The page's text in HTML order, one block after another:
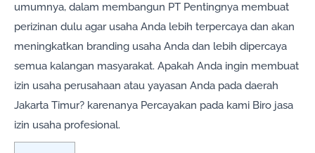
umumnya, dalam membangun PT Pentingnya membuat
perizinan dulu agar usaha Anda lebih terpercaya dan akan
meningkatkan branding usaha Anda dan lebih dipercaya
semua kalangan masyarakat. Apakah Anda ingin membuat
izin usaha perusahaan atau yayasan Anda pada daerah
Jakarta Timur? karenanya Percayakan pada kami Biro jasa
izin usaha profesional.